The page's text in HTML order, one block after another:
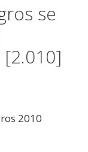
se